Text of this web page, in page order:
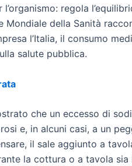
regola
Mondiale della Sanità
l’Italia, il consumo
salute pubblica.
che un eccesso di
e, in alcuni casi, a un
il sale aggiunto a
la cottura o a tavola